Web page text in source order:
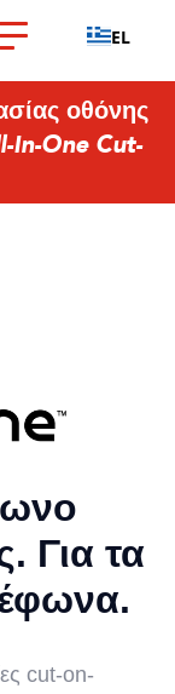
EL
οθόνης
In-One Cut-
Για τα
cut-on-